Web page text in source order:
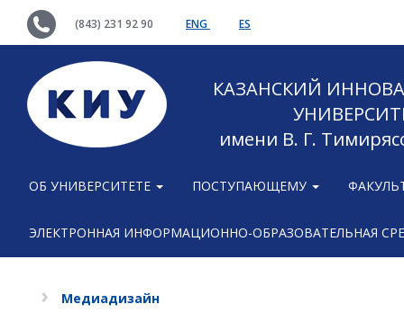
(843) 231 92 90 ENG ES
КАЗАНСКИЙ
имени В. Г.
ОБ УНИВЕРСИТЕТЕ ПОСТУПАЮЩЕМУ
ЭЛЕКТРОННАЯ ИНФОРМАЦИОННО-ОБРАЗОВАТЕЛЬНАЯ
Медиадизайн